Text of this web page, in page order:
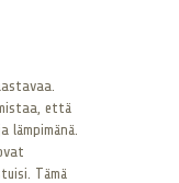
että
lämpimänä.
Tämä